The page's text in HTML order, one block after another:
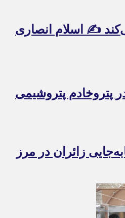
✍️ اسلام انصاری
پتروخادم پتروشیمی
زائران در مرز